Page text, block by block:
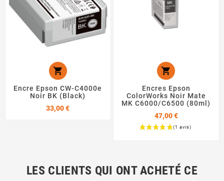

Encre Epson CW-C4000e
Noir BK (Black)
33,00 €Prix

Encres Epson
ColorWorks Noir Mate
MK C6000/C6500 (80ml)
47,00 €
Prix
LES CLIENTS QUI ONT ACHETÉ CE